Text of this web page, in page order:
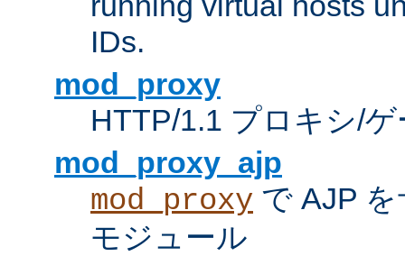
IDs.
mod_proxy
HTTP/1.1 プロキシ/
mod_proxy_ajp
mod_proxy で AJP
モジュール